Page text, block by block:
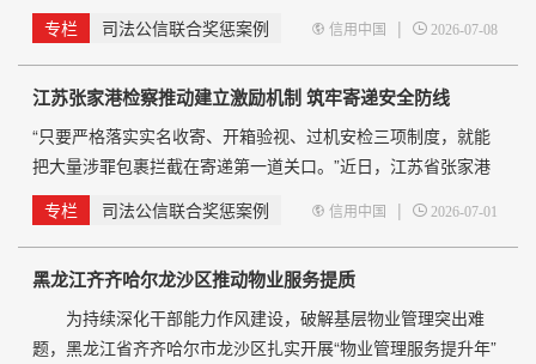
史、保护本土经营商誉的司法理念，依法驳回商标注册人的诉讼
请求，为小微企业、个体工商户诚信经营筑牢法治屏障。
据了解，某餐饮管理公司于2006年11月15日提交“啃骨头”商标
注册申请，并于2010年2月14日成功核准注册，依法取得该商标
的专用权。后续该公司发
专栏 司法公信联合奖惩案例 信用中国 | 2026-07-08
江苏张家港检察推动建立激励机制 筑牢寄递安全防线
“只要严格落实实名收寄、开箱验视、过机安检三项制度，就能
把大量涉罪包裹拦截在寄递第一道关口。”近日，江苏省张家港
市金港物流园举办全市寄递行业安全生产专题培训，来自当地邮
政企业、各家快递公司的近50名负责人及安全员认真学习安全查
验规范。 这场培训是张家港邮政管理部门联合检察、公安
部门开展的系列普法培训之一。今年以来，全市已累计开展同类
专题培训30余场，实现主要寄递网
专栏 司法公信联合奖惩案例 信用中国 | 2026-07-01
黑龙江齐齐哈尔龙沙区推动物业服务提质
为持续深化干部能力作风建设，破解基层物业管理突出难
题，黑龙江省齐齐哈尔市龙沙区扎实开展“物业管理服务提升年”